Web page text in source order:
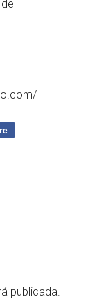
publicada.